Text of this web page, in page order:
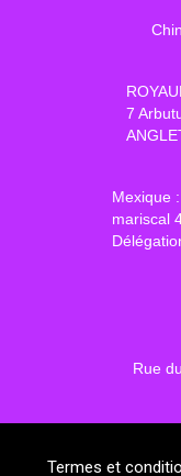
7
Mexique
mariscal
Rue
Termes et